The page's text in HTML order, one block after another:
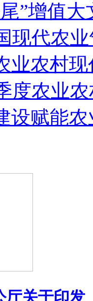
”增值大
现代农
业农村
度农业
设赋能
关于印发